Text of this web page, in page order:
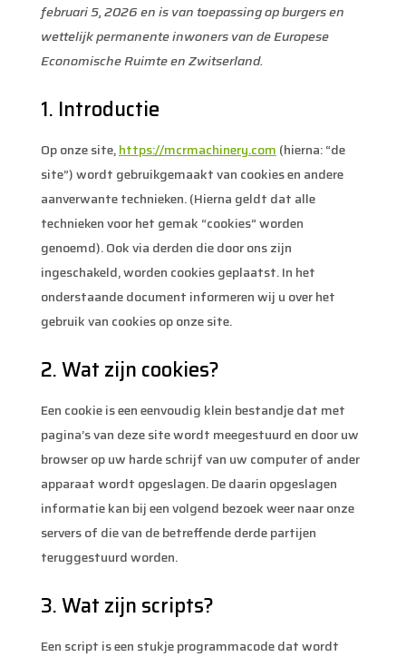
februari 5, 2026 en is van toepassing op burgers en
wettelijk permanente inwoners van de Europese
Economische Ruimte en Zwitserland.
1. Introductie
Op onze site,https://mcrmachinery.com (hierna: “de
site”) wordt gebruikgemaakt van cookies en andere
aanverwante technieken. (Hierna geldt dat alle
technieken voor het gemak “cookies” worden
genoemd). Ook via derden die door ons zijn
ingeschakeld, worden cookies geplaatst. In het
onderstaande document informeren wij u over het
gebruik van cookies op onze site.
2. Wat zijn cookies?
Een cookie is een eenvoudig klein bestandje dat met
pagina’s van deze site wordt meegestuurd en door uw
browser op uw harde schrijf van uw computer of ander
apparaat wordt opgeslagen. De daarin opgeslagen
informatie kan bij een volgend bezoek weer naar onze
servers of die van de betreffende derde partijen
teruggestuurd worden.
3. Wat zijn scripts?
Een script is een stukje programmacode dat wordt